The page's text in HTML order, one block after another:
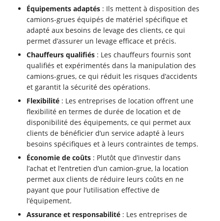
Équipements adaptés : Ils mettent à disposition des
camions-grues équipés de matériel spécifique et
adapté aux besoins de levage des clients, ce qui
permet d’assurer un levage efficace et précis.
Chauffeurs qualifiés : Les chauffeurs fournis sont
qualifiés et expérimentés dans la manipulation des
camions-grues, ce qui réduit les risques d’accidents
et garantit la sécurité des opérations.
Flexibilité : Les entreprises de location offrent une
flexibilité en termes de durée de location et de
disponibilité des équipements, ce qui permet aux
clients de bénéficier d’un service adapté à leurs
besoins spécifiques et à leurs contraintes de temps.
Économie de coûts : Plutôt que d’investir dans
l’achat et l’entretien d’un camion-grue, la location
permet aux clients de réduire leurs coûts en ne
payant que pour l’utilisation effective de
l’équipement.
Assurance et responsabilité : Les entreprises de